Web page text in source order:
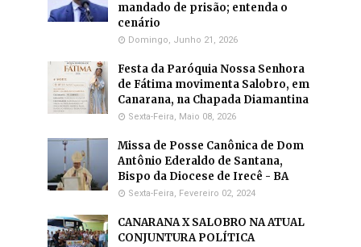
mandado de prisão; entenda o
cenário
Domingo, Junho 21, 2026
Festa da Paróquia Nossa Senhora
de Fátima movimenta Salobro, em
Canarana, na Chapada Diamantina
Sexta-Feira, Maio 08, 2026
Missa de Posse Canônica de Dom
Antônio Ederaldo de Santana,
Bispo da Diocese de Irecê - BA
Sexta-Feira, Fevereiro 02, 2024
CANARANA X SALOBRO NA ATUAL
CONJUNTURA POLÍTICA